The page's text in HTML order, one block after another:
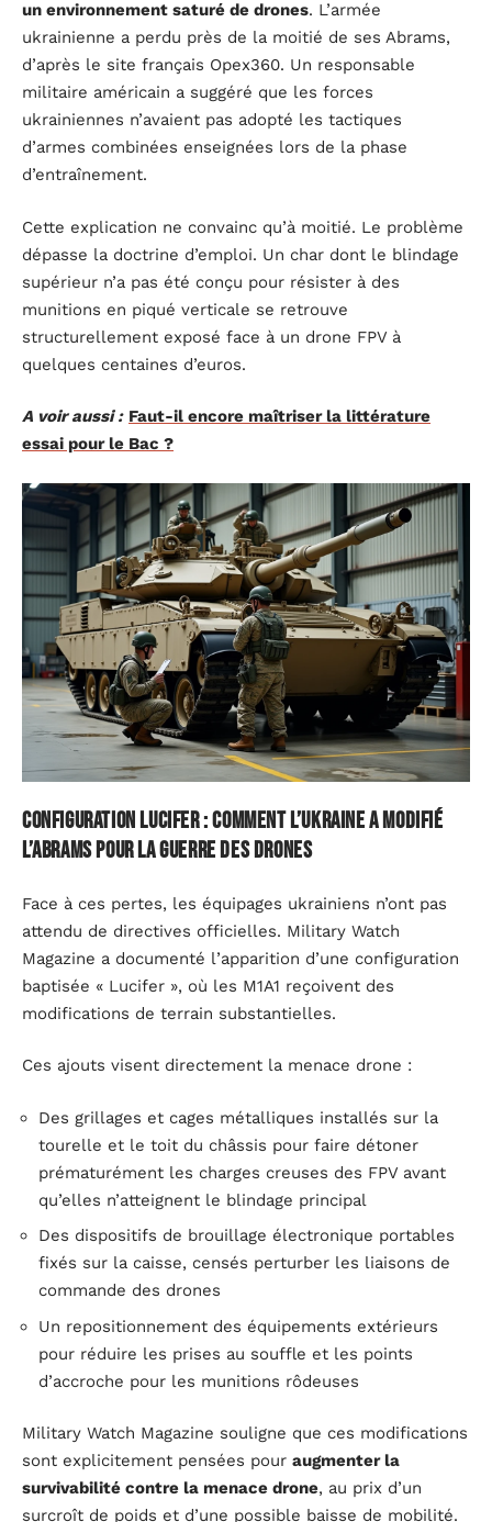
un environnement saturé de drones. L’armée
ukrainienne a perdu près de la moitié de ses Abrams,
d’après le site français Opex360. Un responsable
militaire américain a suggéré que les forces
ukrainiennes n’avaient pas adopté les tactiques
d’armes combinées enseignées lors de la phase
d’entraînement.
Cette explication ne convainc qu’à moitié. Le problème
dépasse la doctrine d’emploi. Un char dont le blindage
supérieur n’a pas été conçu pour résister à des
munitions en piqué verticale se retrouve
structurellement exposé face à un drone FPV à
quelques centaines d’euros.
A voir aussi : Faut-il encore maîtriser la littérature
essai pour le Bac ?
Configuration Lucifer : comment l’Ukraine a modifié
l’Abrams pour la guerre des drones
Face à ces pertes, les équipages ukrainiens n’ont pas
attendu de directives officielles. Military Watch
Magazine a documenté l’apparition d’une configuration
baptisée « Lucifer », où les M1A1 reçoivent des
modifications de terrain substantielles.
Ces ajouts visent directement la menace drone :
Des grillages et cages métalliques installés sur la
tourelle et le toit du châssis pour faire détoner
prématurément les charges creuses des FPV avant
qu’elles n’atteignent le blindage principal
Des dispositifs de brouillage électronique portables
fixés sur la caisse, censés perturber les liaisons de
commande des drones
Un repositionnement des équipements extérieurs
pour réduire les prises au souffle et les points
d’accroche pour les munitions rôdeuses
Military Watch Magazine souligne que ces modifications
sont explicitement pensées pour augmenter la
survivabilité contre la menace drone, au prix d’un
surcroît de poids et d’une possible baisse de mobilité.